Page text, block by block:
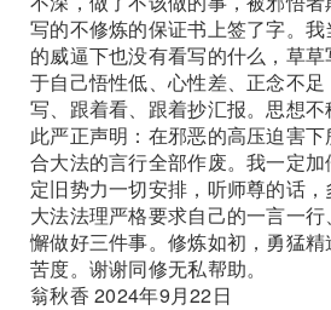
写的不修炼的保证书上签了字。
的威逼下也没有看写的什么，草
于自己悟性低、心性差、正念不
写、跟着看、跟着抄汇报。思想
此严正声明：在邪恶的高压迫害
合大法的言行全部作废。我一定
定旧势力一切安排，听师尊的话
大法法理严格要求自己的一言一
懈做好三件事。修炼如初，勇猛
苦度。谢谢同修无私帮助。
翁秋香 2024年9月22日